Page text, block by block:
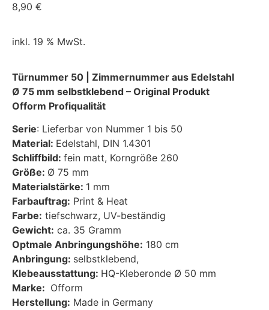
8,90 €
inkl. 19 % MwSt.
Türnummer 50 | Zimmernummer aus Edelstahl
Ø 75 mm selbstklebend – Original Produkt
Ofform Profiqualität
Serie: Lieferbar von Nummer 1 bis 50
Material: Edelstahl, DIN 1.4301
Schliffbild: fein matt, Korngröße 260
Größe: Ø 75 mm
Materialstärke: 1 mm
Farbauftrag: Print & Heat
Farbe: tiefschwarz, UV-beständig
Gewicht: ca. 35 Gramm
Optmale Anbringungshöhe: 180 cm
Anbringung: selbstklebend,
Klebeausstattung: HQ-Kleberonde Ø 50 mm
Marke: Ofform
Herstellung: Made in Germany